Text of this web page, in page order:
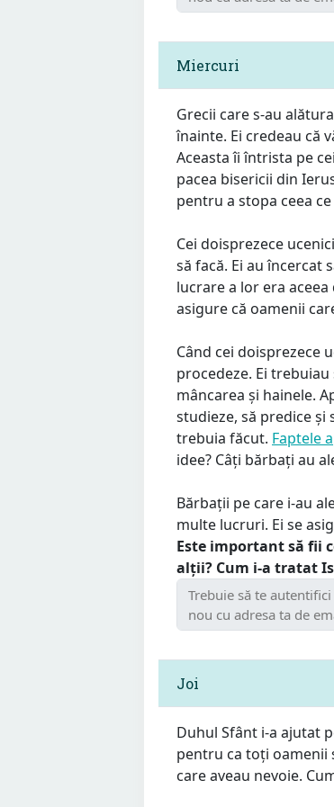
Miercuri
Grecii care s-au
înainte. Ei credeau că
Aceasta îi întrista pe
pacea bisericii din
pentru a stopa ceea
Cei doisprezece
să facă. Ei au încercat
lucrare a lor era
asigure că oamenii
Când cei doisprezece
procedeze. Ei
mâncarea și hainele.
studieze, să predice și
trebuia făcut. Faptele
idee? Câți bărbați au
Bărbații pe care i-au
multe lucruri. Ei se
Este important să fii
alții? Cum i-a tratat
Joi
Duhul Sfânt i-a ajutat
pentru ca toți oamenii
care aveau nevoie.